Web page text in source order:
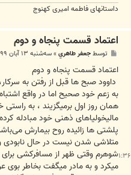
داستانهای فاطمه امیری کهنوج
سه‌شنبه ۲۳ آبان ۱۳۸۵, ۱:۳۶
اعتماد قسمت پنجاه و دوم
ت
توسطجعفر طاهري»سه‌شنبه ۱۳ آبان ۱۳۹۹, ۲:۱۵ ق.ظ
اعتماد قسمت پنجاه و دوم
داوود صبح ها قبل از رفتن به
به زعم خود صحیح اما در واقع
همان روز اول برمیگزیند ، به
مالیخولیاهای ذهنی خود مبادله
پلشتی ها زائیده روح بیمارش
متلاشی شدن نیست در حال نابودی
شوهرم وقتی ظهر از مسافرکشی
میکرد و‌ به مادر میگفت بخاطر بوی